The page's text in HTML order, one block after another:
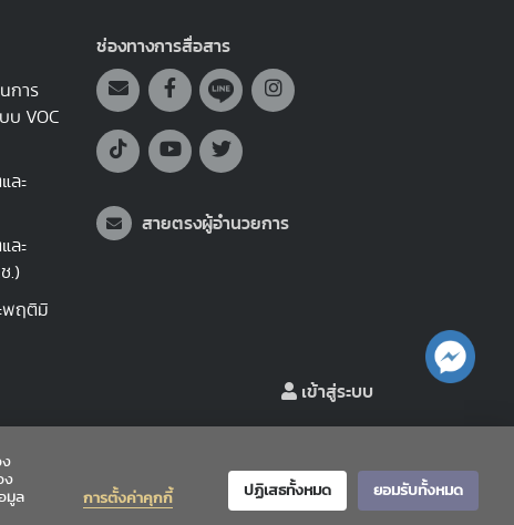
การ
บ VOC
ละ
ละ
.)
พฤติมิ
ช่องทางการสื่อสาร
สายตรงผู้อำนวยการ
เข้าสู่ระบบ
ง
ง
มูล
การตั้งค่าคุกกี้ ยอมรับทั้งหมด
ปฏิเสธทั้งหมด